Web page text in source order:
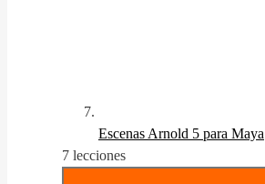
Escenas Arnold 5 para Maya
7 lecciones